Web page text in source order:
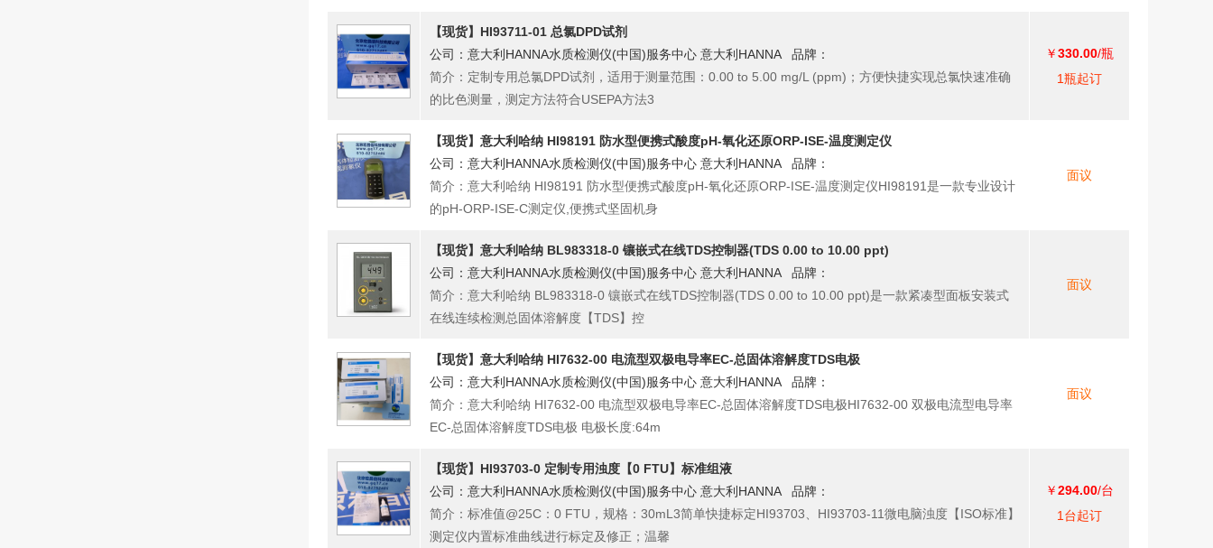
【现货】HI93711-01 总氯DPD试剂
公司：意大利HANNA水质检测仪(中国)服务中心 意大利HANNA 品牌：
简介：定制专用总氯DPD试剂，适用于测量范围：0.00 to 5.00 mg/L (ppm)；方便快捷实现总氯快速准确
的比色测量，测定方法符合USEPA方法3
￥330.00/瓶
1瓶起订
【现货】意大利哈纳 HI98191 防水型便携式酸度pH-氧化还原ORP-ISE-温度测定仪
公司：意大利HANNA水质检测仪(中国)服务中心 意大利HANNA 品牌：
简介：意大利哈纳 HI98191 防水型便携式酸度pH-氧化还原ORP-ISE-温度测定仪HI98191是一款专业设计
的pH-ORP-ISE-C测定仪,便携式坚固机身
面议
【现货】意大利哈纳 BL983318-0 镶嵌式在线TDS控制器(TDS 0.00 to 10.00 ppt)
公司：意大利HANNA水质检测仪(中国)服务中心 意大利HANNA 品牌：
简介：意大利哈纳 BL983318-0 镶嵌式在线TDS控制器(TDS 0.00 to 10.00 ppt)是一款紧凑型面板安装式
在线连续检测总固体溶解度【TDS】控
面议
【现货】意大利哈纳 HI7632-00 电流型双极电导率EC-总固体溶解度TDS电极
公司：意大利HANNA水质检测仪(中国)服务中心 意大利HANNA 品牌：
简介：意大利哈纳 HI7632-00 电流型双极电导率EC-总固体溶解度TDS电极HI7632-00 双极电流型电导率
EC-总固体溶解度TDS电极 电极长度:64m
面议
【现货】HI93703-0 定制专用浊度【0 FTU】标准组液
公司：意大利HANNA水质检测仪(中国)服务中心 意大利HANNA 品牌：
简介：标准值@25C：0 FTU，规格：30mL3简单快捷标定HI93703、HI93703-11微电脑浊度【ISO标准】
测定仪内置标准曲线进行标定及修正；温馨
￥294.00/台
1台起订